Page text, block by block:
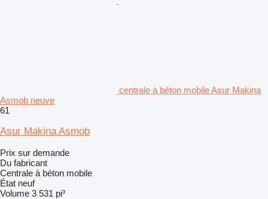
centrale à béton mobile Asur Makina
Asmob neuve
61
Asur Makina Asmob
Prix sur demande
Du fabricant
Centrale à béton mobile
État neuf
Volume 3 531 pi³